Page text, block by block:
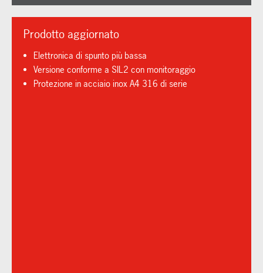
Prodotto aggiornato
Elettronica di spunto più bassa
Versione conforme a SIL2 con monitoraggio
Protezione in acciaio inox A4 316 di serie